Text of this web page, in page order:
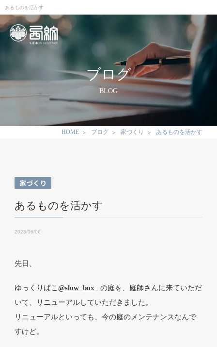
あるものを活かす
ブログ
BLOG
HOME ブログ 家づくり あるものを活かす
家づくり
あるものを活かす
2023/06/06
先日、
ゆっくりばこ @slow_box_
の庭を、庭師さんに来ていただ
いて、リニューアルしていただきました。
リニューアルといっても、今の庭のメンテナンスなんで
すけど。